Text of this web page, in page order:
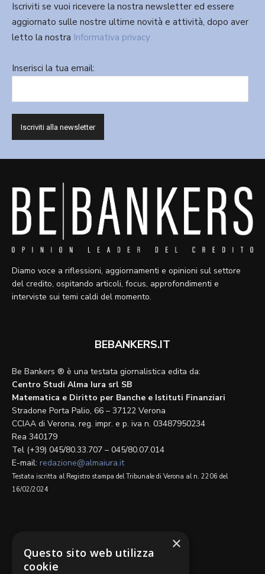
Iscriviti se vuoi ricevere la nostra newsletter ed essere
aggiornato sulle nostre ultime novità e attività, dopo aver
letto la nostra Informativa privacy
Inserisci la tua email:
Diamo voce a riflessioni, aggiornamenti e opinioni sul settore
del credito, ospitando articoli, focus, approfondimenti e
interviste sui temi caldi del momento.
BEBANKERS.IT
Be Bankers ® è una testata giornalistica edita da:
Centro Studi Alma Iura srl SB
Matematica e Diritto per Banche e Istituti Finanziari
Stradone Porta Palio, 66 – 37122 Verona
CCIAA di Verona, reg. impr. e p. iva n. 03487950234
Rea 340179
Tel (+39) 045/80.33.707 – 045/80.07.014
E-mail: redazione@almaiura.it
Testata iscritta al Registro stampa del Tribunale di Verona al n. 2206 del
16/02/2024
×
Questo sito web utilizza
cookie